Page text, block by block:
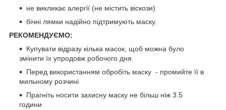
не викликає алергії (не містить віскози)
бічні лямки надійно підтримують маску.
РЕКОМЕНДУЄМО:
Купувати відразу кілька масок, щоб можна було
змінити їх упродовж робочого дня.
Перед використанням обробіть маску - промийте її в
мильному розчині
Прагніть носити захисну маску не більш ніж 3.5
години